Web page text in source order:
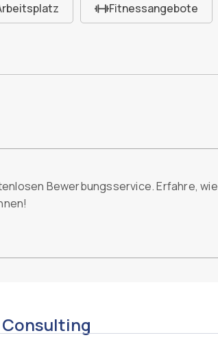
Fitnessangebote
Bewerbungsservice. Erfahre, wie